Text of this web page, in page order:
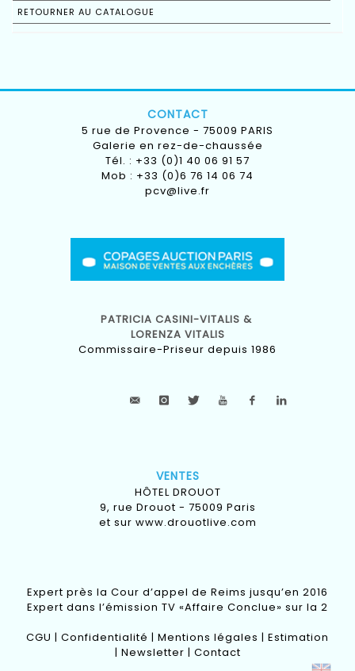
RETOURNER AU CATALOGUE
CONTACT
5 rue de Provence - 75009 PARIS
Galerie en rez-de-chaussée
Tél. : +33 (0)1 40 06 91 57
Mob : +33 (0)6 76 14 06 74
pcv@live.fr
PATRICIA CASINI-VITALIS &
LORENZA VITALIS
Commissaire-Priseur depuis 1986
VENTES
HÔTEL DROUOT
9, rue Drouot - 75009 Paris
et sur www.drouotlive.com
Expert près la Cour d’appel de Reims jusqu’en 2016
Expert dans l’émission TV «Affaire Conclue» sur la 2
CGU | Confidentialité | Mentions légales | Estimation
| Newsletter | Contact